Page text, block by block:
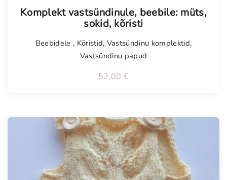
Komplekt vastsündinule, beebile: müts,
sokid, kõristi
Beebidele , Kõristid, Vastsündinu komplektid,
Vastsündinu papud
52,00 €